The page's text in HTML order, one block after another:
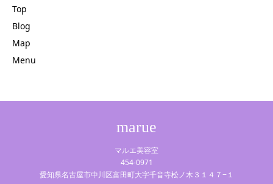
Top
Blog
Map
Menu
marue
マルエ美容室
454-0971
愛知県名古屋市中川区富田町大字千音寺松ノ木３１４７−１